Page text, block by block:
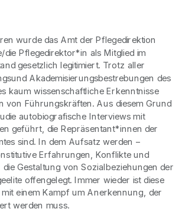
wurde das Amt der Pflegedirektion
die Pflegedirektor*in als Mitglied im
gesetzlich legitimiert. Trotz aller
Akademisierungsbestrebungen des
kaum wissenschaftliche Erkenntnisse
von Führungskräften. Aus diesem Grund
autobiografische Interviews mit
geführt, die Repräsentant*innen der
sind. In dem Aufsatz werden –
Erfahrungen, Konflikte und
Gestaltung von Sozialbeziehungen der
offengelegt. Immer wieder ist diese
einem Kampf um Anerkennung, der
werden muss.